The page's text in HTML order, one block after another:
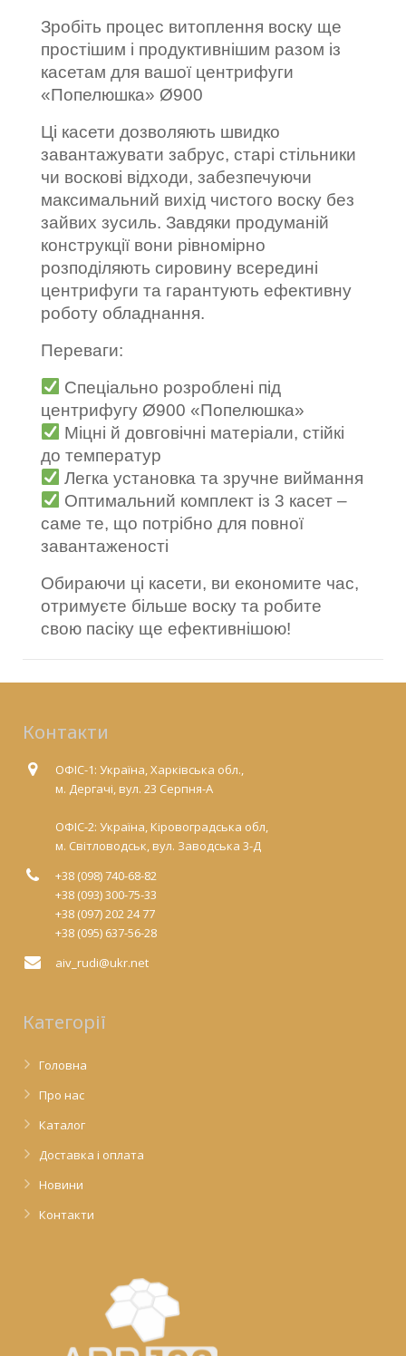
Зробіть процес витоплення воску ще
простішим і продуктивнішим разом із
касетам для вашої центрифуги
«Попелюшка» Ø900
Ці касети дозволяють швидко
завантажувати забрус, старі стільники
чи воскові відходи, забезпечуючи
максимальний вихід чистого воску без
зайвих зусиль. Завдяки продуманій
конструкції вони рівномірно
розподіляють сировину всередині
центрифуги та гарантують ефективну
роботу обладнання.
Переваги:
Спеціально розроблені під
центрифугу Ø900 «Попелюшка»
Міцні й довговічні матеріали, стійкі
до температур
Легка установка та зручне виймання
Оптимальний комплект із 3 касет –
саме те, що потрібно для повної
завантаженості
Обираючи ці касети, ви економите час,
отримуєте більше воску та робите
свою пасіку ще ефективнішою!
Контакти
ОФІС-1: Україна, Харківська обл.,
м. Дергачі, вул. 23 Серпня-А
ОФІС-2: Україна, Кіровоградська обл,
м. Світловодськ, вул. Заводська 3-Д
+38 (098) 740-68-82
+38 (093) 300-75-33
+38 (097) 202 24 77
+38 (095) 637-56-28
aiv_rudi@ukr.net
Категорії
Головна
Про нас
Каталог
Доставка і оплата
Новини
Контакти